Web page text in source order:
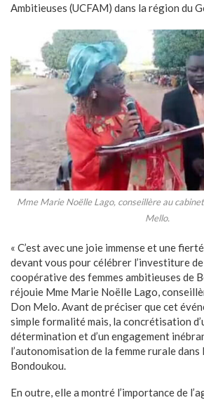
Ambitieuses (UCFAM) dans la région du
Mme Marie Noëlle Lago, conseillère au
Mello.
« C’est avec une joie immense et une
devant vous pour célébrer l’investiture
coopérative des femmes ambitieuses de
réjouie Mme Marie Noëlle Lago,
Don Melo. Avant de préciser que cet
simple formalité mais, la concrétisation
détermination et d’un engagement
l’autonomisation de la femme rurale
Bondoukou.
En outre, elle a montré l’importance de